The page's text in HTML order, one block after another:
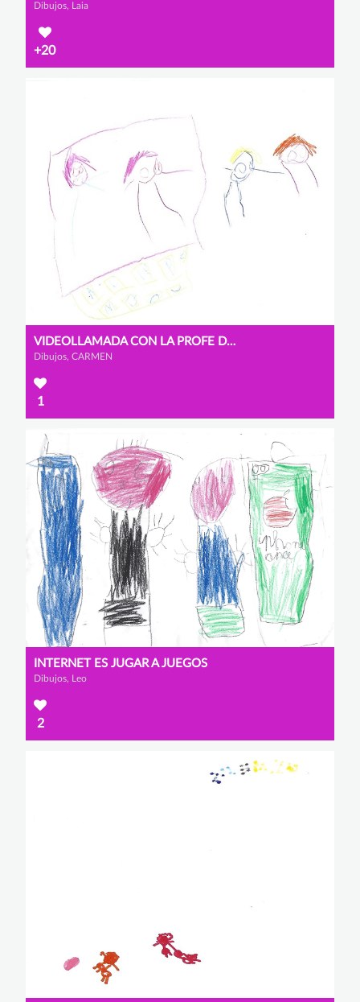
Dibujos, Laia
+20
VIDEOLLAMADA CON LA PROFE DEL TELECENTRO
Dibujos, CARMEN
1
INTERNET ES JUGAR A JUEGOS
Dibujos, Leo
2